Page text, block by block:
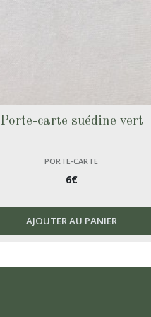
Porte-carte suédine vert
PORTE-CARTE
6€
AJOUTER AU PANIER